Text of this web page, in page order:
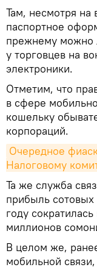
Там, несмотря на
паспортное
прежнему можно
у торговцев на
электроники.
Отметим, что
в сфере
кошельку
корпораций.
Очередное
Налоговому
Та же служба
прибыль сотовых
году
миллионов
В целом же,
мобильной